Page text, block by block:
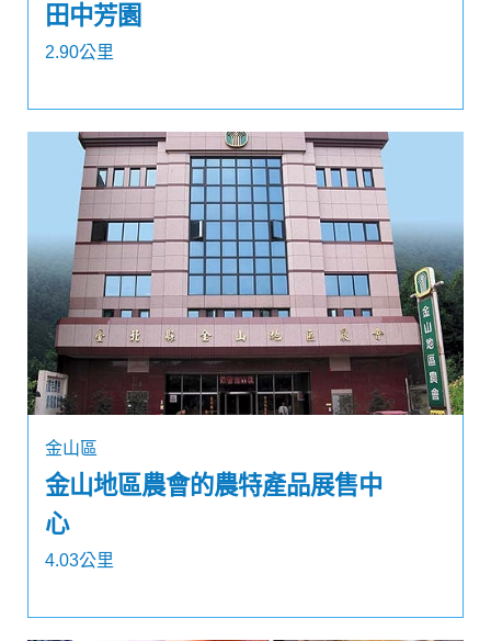
田中芳園
2.90公里
金山區
金山地區農會的農特產品展售中
心
4.03公里